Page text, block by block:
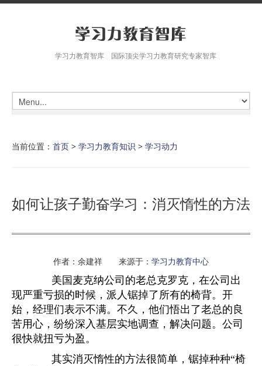
学习力教育智库 国际顶尖学习力教育研究专家智库
当前位置： 首页 > 学习力教育知识 > 学习动力
如何让孩子勤奋学习：消灭惰性的方法
作者：余建祥 来源于： 学习力教育中心
美国麦克纳公司的老总克罗克，在公司出
现严重亏损的时候，派人锯掉了所有的椅背。开
始，经理们表示不满。不久，他们悟出了老总的良
苦用心，纷纷深入基层实地调查，解决问题。公司
很快就扭亏为盈。
其实消灭惰性的方法很简单，锯掉种种“椅